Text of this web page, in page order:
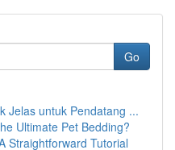
Go
Jelas untuk Pendatang ...
Ultimate Pet Bedding?
Straightforward Tutorial